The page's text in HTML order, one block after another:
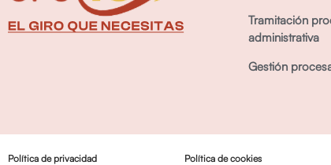
Tramitación
administrativa
Gestión
Política de privacidad Política de cookies